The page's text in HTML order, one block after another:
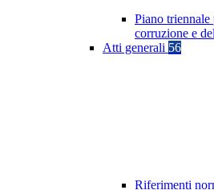
Piano triennale
corruzione e
Atti generali 56
Riferimenti